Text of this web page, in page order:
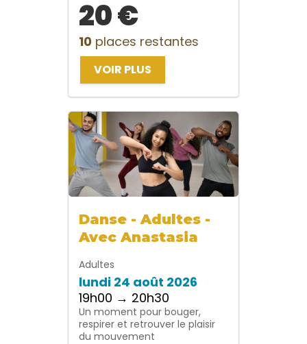
20 €
10 places restantes
VOIR PLUS
Danse - Adultes -
Avec Anastasia
Adultes
lundi 24 août 2026
19h00 → 20h30
Un moment pour bouger,
respirer et retrouver le plaisir
du mouvement